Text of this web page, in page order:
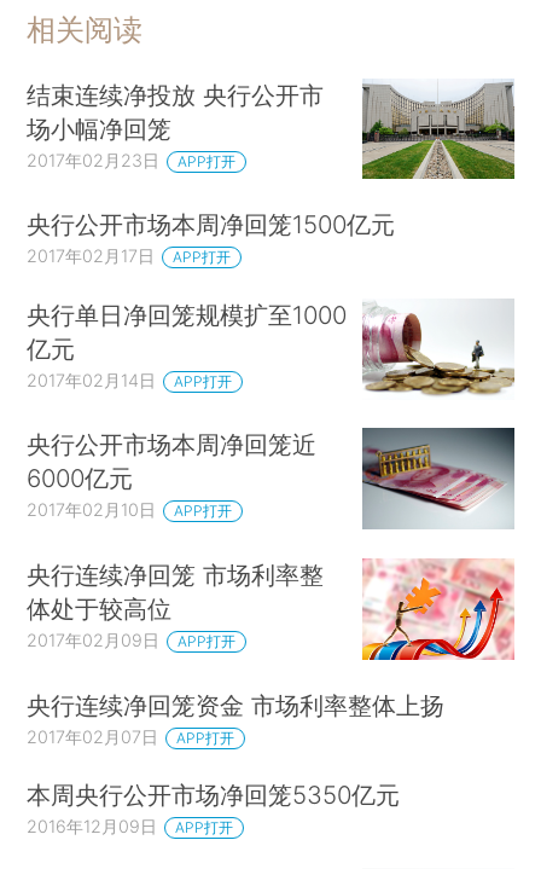
相关阅读
结束连续净投放 央行公开市
场小幅净回笼
2017年02月23日 APP打开
央行公开市场本周净回笼1500亿元
2017年02月17日 APP打开
央行单日净回笼规模扩至1000
亿元
2017年02月14日 APP打开
央行公开市场本周净回笼近
6000亿元
2017年02月10日 APP打开
央行连续净回笼 市场利率整
体处于较高位
2017年02月09日 APP打开
央行连续净回笼资金 市场利率整体上扬
2017年02月07日 APP打开
本周央行公开市场净回笼5350亿元
2016年12月09日 APP打开